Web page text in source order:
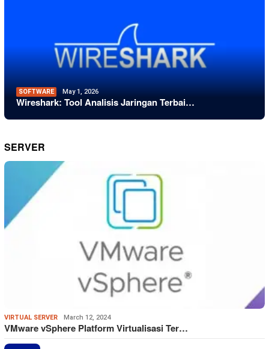
SOFTWARE May 1, 2026
Wireshark: Tool Analisis Jaringan Terbai…
SERVER
VIRTUAL SERVER March 12, 2024
VMware vSphere Platform Virtualisasi Ter…